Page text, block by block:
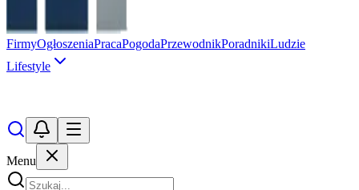
FirmyOgłoszeniaPracaPogodaPrzewodnikPoradnikiLudzie
Lifestyle
Menu